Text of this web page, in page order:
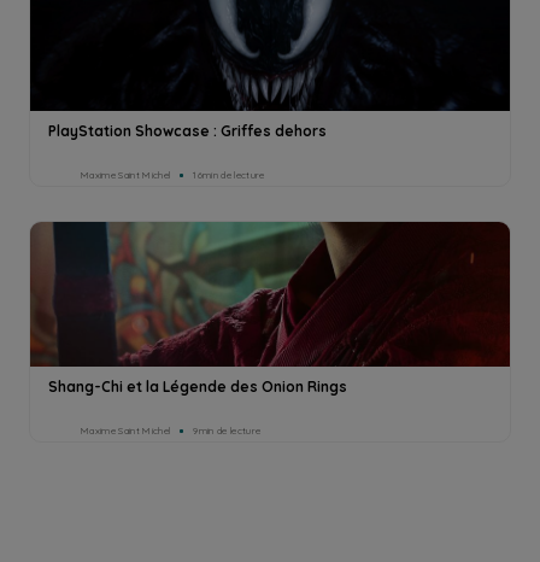
PlayStation Showcase : Griffes dehors
Maxime Saint Michel 16min de lecture
Shang-Chi et la Légende des Onion Rings
Maxime Saint Michel 9min de lecture